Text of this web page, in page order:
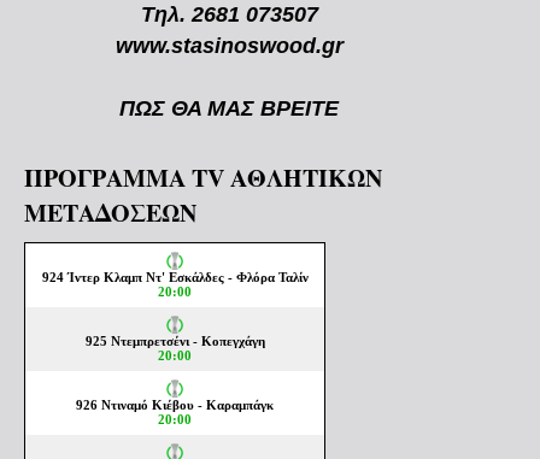
Τηλ. 2681 073507
www.stasinoswood.gr
ΠΩΣ ΘΑ ΜΑΣ ΒΡΕΙΤΕ
ΠΡΟΓΡΑΜΜΑ TV ΑΘΛΗΤΙΚΩΝ
ΜΕΤΑΔΟΣΕΩΝ